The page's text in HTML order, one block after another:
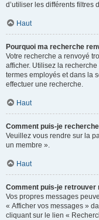
d’utiliser les différents filtres
Haut
Pourquoi ma recherche
Votre recherche a renvoyé
afficher. Utilisez la
termes employés et dans la
effectuer une recherche.
Haut
Comment puis-je
Veuillez vous rendre sur la
un membre ».
Haut
Comment puis-je
Vos propres messages
« Afficher vos messages »
cliquant sur le lien «